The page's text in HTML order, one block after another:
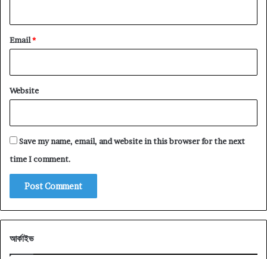
Email*
Website
Save my name, email, and website in this browser for the next
time I comment.
আর্কাইভ